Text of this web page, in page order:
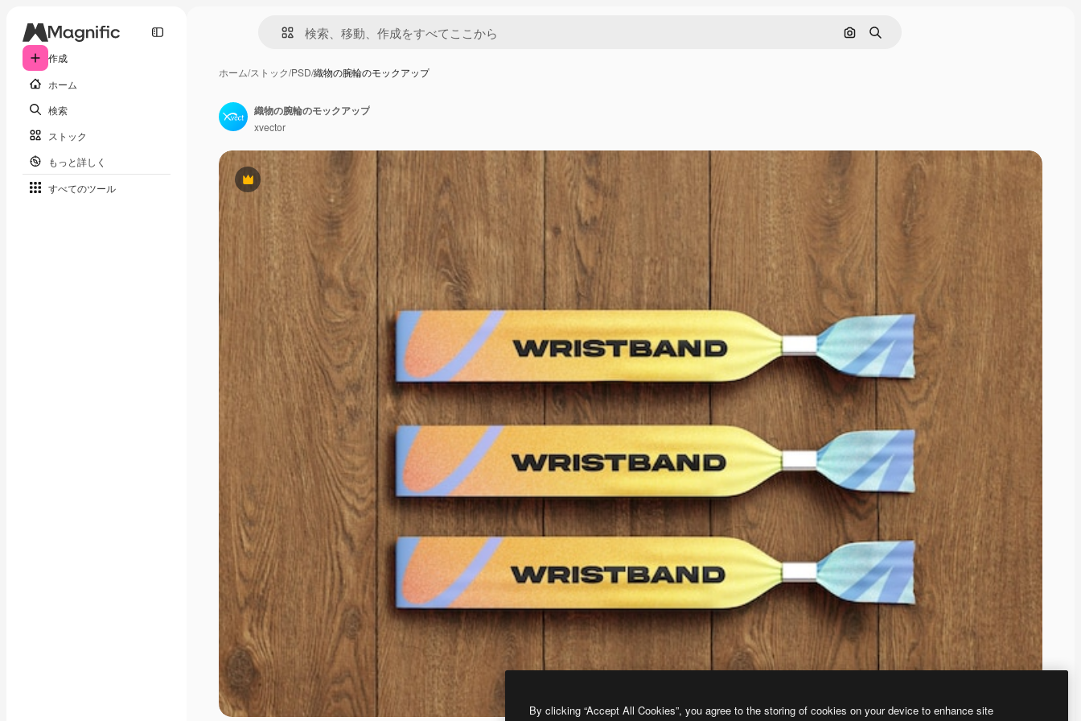
作成
ホーム
検索
ストック
もっと詳しく
すべてのツール
画像で検索
検索
ホーム/ストック/PSD/織物の腕輪のモックアップ
Premium
織物の腕輪のモックアップ
xvector
By clicking “Accept All Cookies”, you agree to the storing of cookies on your device to enhance site